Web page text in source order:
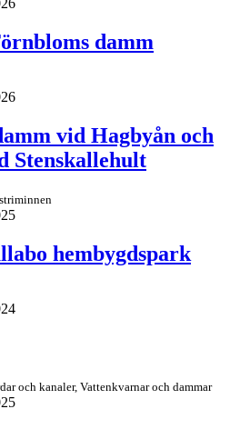
damm
vid Hagbyån och
Stenskallehult
hembygdspark
och kanaler, Vattenkvarnar och dammar